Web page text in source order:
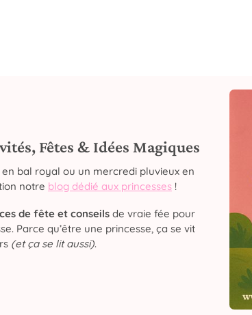
Fêtes & Idées Magiques
bal royal ou un mercredi pluvieux en
notre blog dédié aux princesses !
de fête et conseilsde vraie fée pour
Parce qu’être une princesse, ça se vit
(et ça se lit aussi).